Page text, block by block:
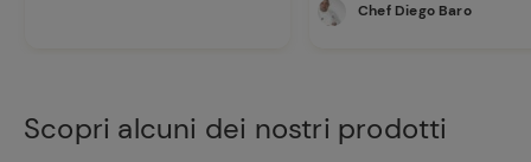
Chef Diego Baro
Scopri alcuni dei nostri prodotti